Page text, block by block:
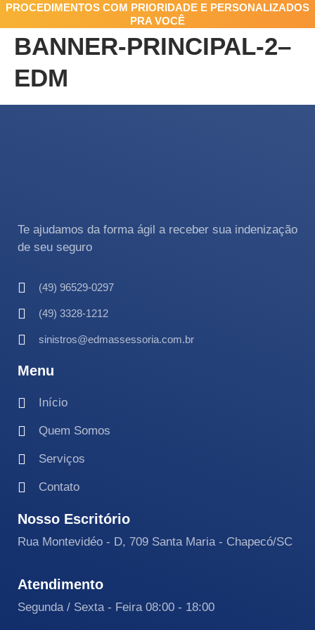
PROCEDIMENTOS COM PRIORIDADE E PERSONALIZADOS
PRA VOCÊ
BANNER-PRINCIPAL-2–
EDM
Te ajudamos da forma ágil a receber sua indenização
de seu seguro
(49) 96529-0297
(49) 3328-1212
sinistros@edmassessoria.com.br
Menu
Início
Quem Somos
Serviços
Contato
Nosso Escritório
Rua Montevidéo - D, 709 Santa Maria - Chapecó/SC
Atendimento
Segunda / Sexta - Feira 08:00 - 18:00